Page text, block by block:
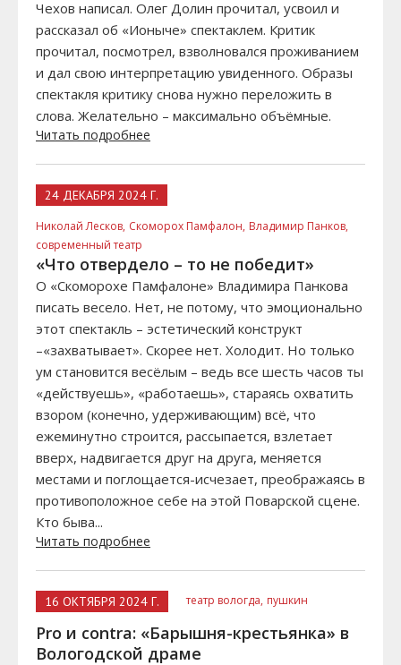
Чехов написал. Олег Долин прочитал, усвоил и
рассказал об «Ионыче» спектаклем. Критик
прочитал, посмотрел, взволновался проживанием
и дал свою интерпретацию увиденного. Образы
спектакля критику снова нужно переложить в
слова. Желательно – максимально объёмные.
Читать подробнее
24 ДЕКАБРЯ 2024 Г.
Николай Лесков, Скоморох Памфалон, Владимир Панков,
современный театр
«Что отвердело – то не победит»
О «Скоморохе Памфалоне» Владимира Панкова
писать весело. Нет, не потому, что эмоционально
этот спектакль – эстетический конструкт
–«захватывает». Скорее нет. Холодит. Но только
ум становится весёлым – ведь все шесть часов ты
«действуешь», «работаешь», стараясь охватить
взором (конечно, удерживающим) всё, что
ежеминутно строится, рассыпается, взлетает
вверх, надвигается друг на друга, меняется
местами и поглощается-исчезает, преображаясь в
противоположное себе на этой Поварской сцене.
Кто быва...
Читать подробнее
16 ОКТЯБРЯ 2024 Г. театр вологда, пушкин
Pro и contra: «Барышня-крестьянка» в
Вологодской драме